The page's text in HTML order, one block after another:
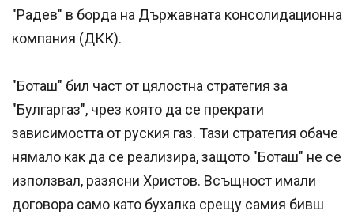
"Радев" в борда на Държавната консолидационна
компания (ДКК).
"Боташ" бил част от цялостна стратегия за
"Булгаргаз", чрез която да се прекрати
зависимостта от руския газ. Тази стратегия обаче
нямало как да се реализира, защото "Боташ" не се
използвал, разясни Христов. Всъщност имали
договора само като бухалка срещу самия бивш